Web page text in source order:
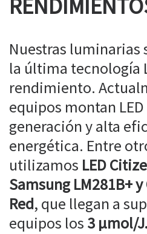
Nuestras luminarias
la última tecnología
rendimiento.
equipos montan
generación y alta
energética. Entre
utilizamos LED
Samsung LM281B+
Red, que llegan a
equipos los 3 µmol/J.